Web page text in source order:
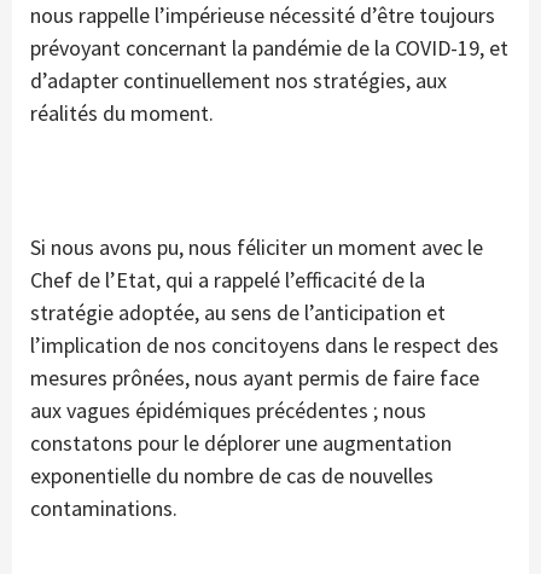
nous rappelle l’impérieuse nécessité d’être toujours
prévoyant concernant la pandémie de la COVID-19, et
d’adapter continuellement nos stratégies, aux
réalités du moment.
Si nous avons pu, nous féliciter un moment avec le
Chef de l’Etat, qui a rappelé l’efficacité de la
stratégie adoptée, au sens de l’anticipation et
l’implication de nos concitoyens dans le respect des
mesures prônées, nous ayant permis de faire face
aux vagues épidémiques précédentes ; nous
constatons pour le déplorer une augmentation
exponentielle du nombre de cas de nouvelles
contaminations.